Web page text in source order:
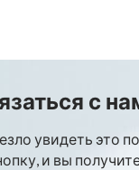
с
увидеть это
и вы